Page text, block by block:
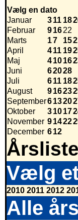
Vælg en dato
Januar
311 18
Februar
91622
Marts
17 15
April
411 19
Maj
41016
Juni
62028
Juli
611 18
August
91623
September61320
Oktober
31017
November 91422
December 612
Vælg
2010 2011 2012
Alle